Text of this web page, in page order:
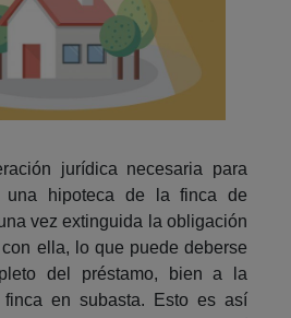
jurídica necesaria para
una hipoteca de la finca de
vez extinguida la obligación
ella, lo que puede deberse
del préstamo, bien a la
en subasta. Esto es así